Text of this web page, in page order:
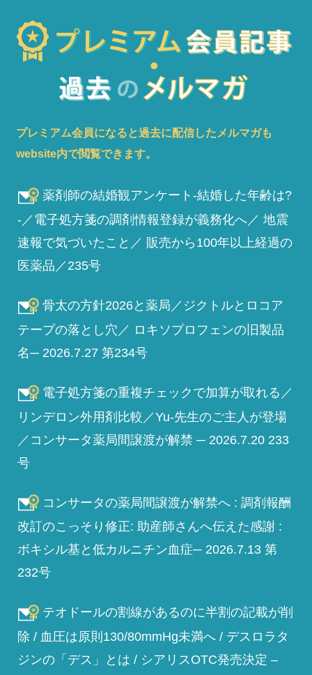
プレミアム会員になると過去に配信したメルマガも
website内で閲覧できます。
薬剤師の結婚観アンケート-結婚した年齢は?
-／電子処方箋の調剤情報登録が義務化へ／ 地震
速報で気づいたこと／ 販売から100年以上経過の
医薬品／235号
骨太の方針2026と薬局／ジクトルとロコア
テープの落とし穴／ ロキソプロフェンの旧製品
名─ 2026.7.27 第234号
電子処方箋の重複チェックで加算が取れる／
リンデロン外用剤比較／Yu-先生のご主人が登場
／コンサータ薬局間譲渡が解禁 ─ 2026.7.20 233
号
コンサータの薬局間譲渡が解禁へ : 調剤報酬
改訂のこっそり修正: 助産師さんへ伝えた感謝 :
ボキシル基と低カルニチン血症─ 2026.7.13 第
232号
テオドールの割線があるのに半割の記載が削
除 / 血圧は原則130/80mmHg未満へ / デスロラタ
ジンの「デス」とは / シアリスOTC発売決定 –